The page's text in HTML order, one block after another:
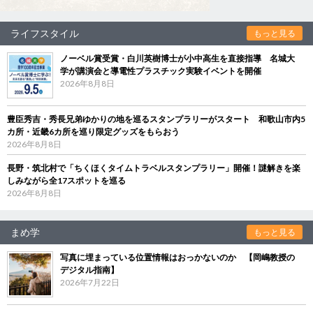
ライフスタイル もっと見る
ノーベル賞受賞・白川英樹博士が小中高生を直接指導 名城大
学が講演会と導電性プラスチック実験イベントを開催
2026年8月8日
豊臣秀吉・秀長兄弟ゆかりの地を巡るスタンプラリーがスタート 和歌山市内5
カ所・近畿6カ所を巡り限定グッズをもらおう
2026年8月8日
長野・筑北村で「ちくほくタイムトラベルスタンプラリー」開催！謎解きを楽
しみながら全17スポットを巡る
2026年8月8日
まめ学 もっと見る
写真に埋まっている位置情報はおっかないのか 【岡嶋教授の
デジタル指南】
2026年7月22日